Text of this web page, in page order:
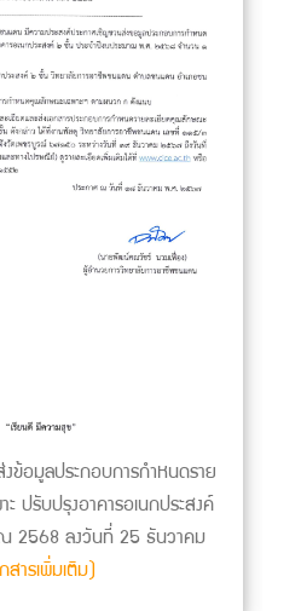
ข้อมูลประกอบการกำหนดราย
ปรับปรุงอาคารอเนกประสงค์
2568 ลงวันที่ 25 ธันวาคม
ารเพิ่มเติม)